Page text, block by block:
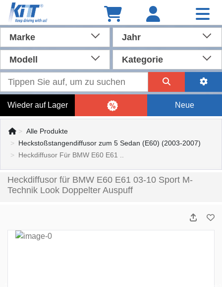
Marke Jahr
Modell Kategorie
Wieder auf Lager Neue
Alle Produkte
Heckstoßstangendiffusor zum 5 Sedan (E60) (2003-2007)
Heckdiffusor Für BMW E60 E61 ..
Heckdiffusor für BMW E60 E61 03-10 Sport M-
Technik Look Doppelter Auspuff